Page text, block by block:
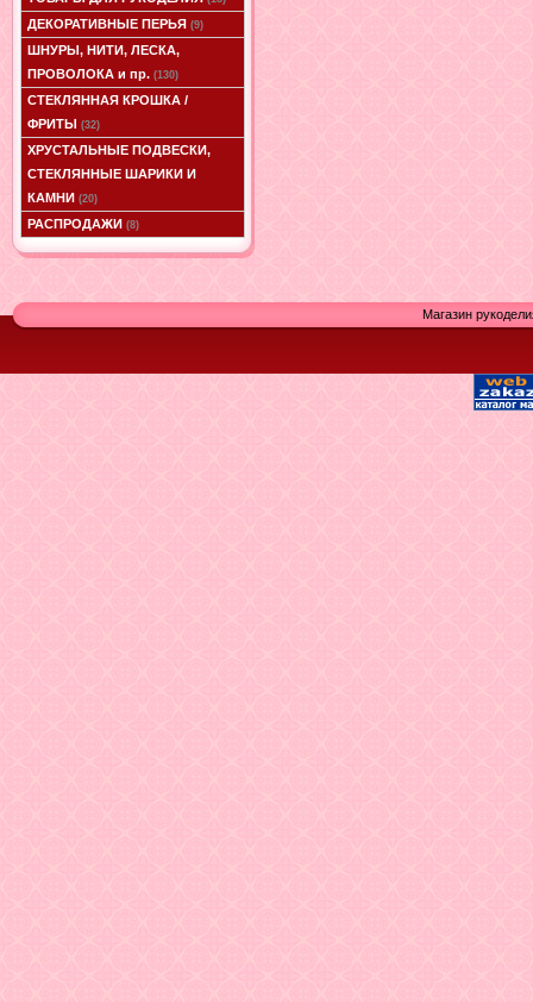
ДЕКОРАТИВНЫЕ ПЕРЬЯ (9)
ШНУРЫ, НИТИ, ЛЕСКА,
ПРОВОЛОКА и пр. (130)
СТЕКЛЯННАЯ КРОШКА /
ФРИТЫ (32)
ХРУСТАЛЬНЫЕ ПОДВЕСКИ,
СТЕКЛЯННЫЕ ШАРИКИ И
КАМНИ (20)
РАСПРОДАЖИ (8)
Магазин